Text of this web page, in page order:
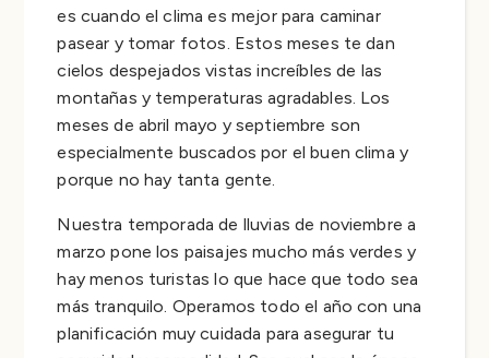
es cuando el clima es mejor para caminar
pasear y tomar fotos. Estos meses te dan
cielos despejados vistas increíbles de las
montañas y temperaturas agradables. Los
meses de abril mayo y septiembre son
especialmente buscados por el buen clima y
porque no hay tanta gente.
Nuestra temporada de lluvias de noviembre a
marzo pone los paisajes mucho más verdes y
hay menos turistas lo que hace que todo sea
más tranquilo. Operamos todo el año con una
planificación muy cuidada para asegurar tu